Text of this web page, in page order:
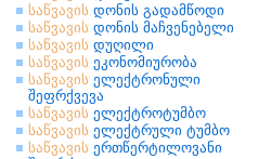
საწვავის დონის გადამწოდი
საწვავის დონის მაჩვენებელი
საწვავის დუღილი
საწვავის ეკონომიურობა
საწვავის ელექტრონული
შეფრქვევა
საწვავის ელექტროტუმბო
საწვავის ელექტრული ტუმბო
საწვავის ერთწერტილოვანი